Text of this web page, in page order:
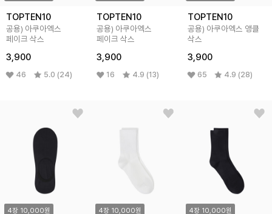
TOPTEN10
공용) 아쿠아엑스
페이크 삭스
3,900
46 5.0 (24)
TOPTEN10
공용) 아쿠아엑스
페이크 삭스
3,900
16 4.9 (13)
TOPTEN10
공용) 아쿠아엑스 앵클
삭스
3,900
65 4.9 (28)
4장 10,000원 4장 10,000원 4장 10,000원